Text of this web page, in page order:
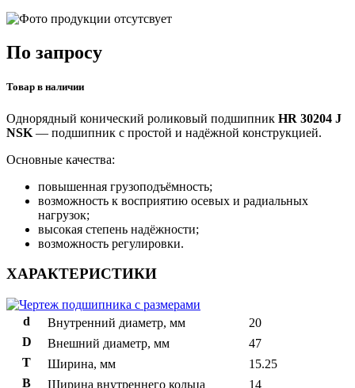
По запросу
Товар в наличии
Однорядный конический роликовый подшипник HR 30204 J
NSK — подшипник с простой и надёжной конструкцией.
Основные качества:
повышенная грузоподъёмность;
возможность к восприятию осевых и радиальных
нагрузок;
высокая степень надёжности;
возможность регулировки.
ХАРАКТЕРИСТИКИ
d Внутренний диаметр, мм
20
D
Внешний диаметр, мм
47
T
Ширина, мм
15.25
B
Ширина внутреннего кольца
14